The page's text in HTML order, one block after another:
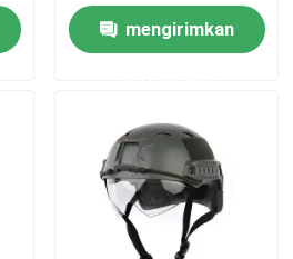
militer
Tahan Air
mengirimkan